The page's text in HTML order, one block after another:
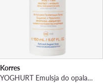
Korres
YOGHURT Emulsja do opalania